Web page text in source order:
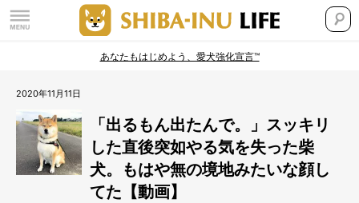
あなたもはじめよう、愛犬強化宣言™
2020年11月11日
「出るもん出たんで。」スッキリ
した直後突如やる気を失った柴
犬。もはや無の境地みたいな顔し
てた【動画】